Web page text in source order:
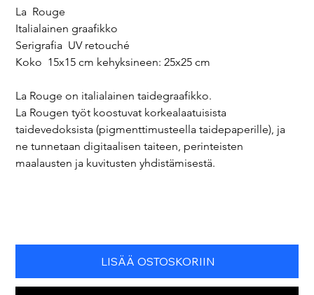
La  Rouge
Italialainen graafikko
Serigrafia  UV retouché
Koko  15x15 cm kehyksineen: 25x25 cm
La Rouge on italialainen taidegraafikko.
La Rougen työt koostuvat korkealaatuisista
taidevedoksista (pigmenttimusteella taidepaperille), ja
ne tunnetaan digitaalisen taiteen, perinteisten
maalausten ja kuvitusten yhdistämisestä.
LISÄÄ OSTOSKORIIN